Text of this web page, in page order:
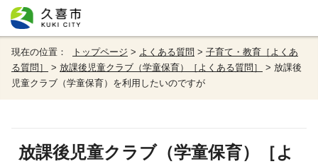
現在の位置： トップページ > よくある質問 > 子育て・教育［よくあ
る質問］
> 放課後児童クラブ（学童保育）［よくある質問］
> 放課後
児童クラブ（学童保育）を利用したいのですが
放課後児童クラブ（学童保育）［よ